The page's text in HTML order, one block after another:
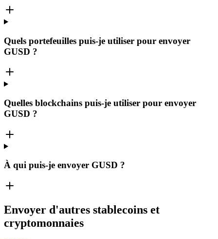
Quels portefeuilles puis-je utiliser pour envoyer
GUSD ?
Quelles blockchains puis-je utiliser pour envoyer
GUSD ?
À qui puis-je envoyer GUSD ?
Envoyer d'autres stablecoins et
cryptomonnaies